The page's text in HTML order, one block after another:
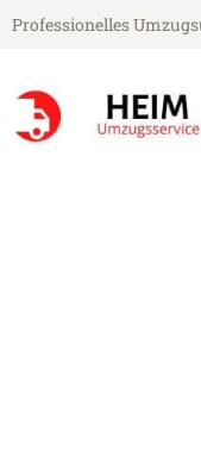
Professionelles